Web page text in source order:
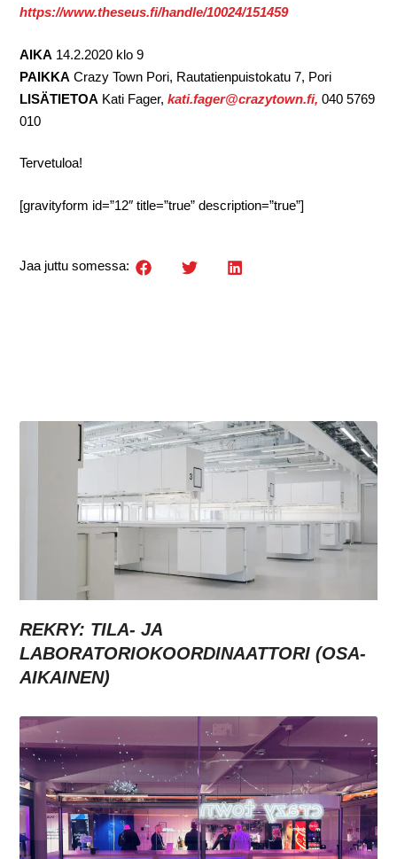
https://www.theseus.fi/handle/10024/151459
AIKA 14.2.2020 klo 9
PAIKKA Crazy Town Pori, Rautatienpuistokatu 7, Pori
LISÄTIETOA Kati Fager,kati.fager@crazytown.fi, 040 5769
010
Tervetuloa!
[gravityform id=”12″ title=”true” description=”true”]
Jaa juttu somessa:
REKRY: TILA- JA
LABORATORIOKOORDINAATTORI (OSA-
AIKAINEN)